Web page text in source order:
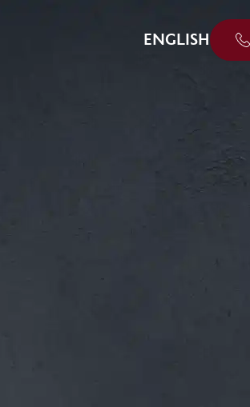
ENGLISH